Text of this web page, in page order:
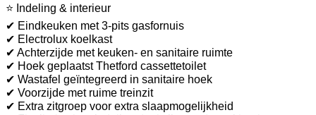
⭐ Indeling & interieur
✔ Eindkeuken met 3-pits gasfornuis
✔ Electrolux koelkast
✔ Achterzijde met keuken- en sanitaire ruimte
✔ Hoek geplaatst Thetford cassettetoilet
✔ Wastafel geïntegreerd in sanitaire hoek
✔ Voorzijde met ruime treinzit
✔ Extra zitgroep voor extra slaapmogelijkheid